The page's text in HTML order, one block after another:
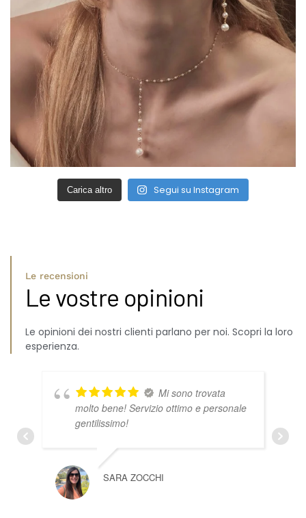
Carica altro Segui su Instagram
Le recensioni
Le vostre opinioni
Le opinioni dei nostri clienti parlano per noi. Scopri la loro
esperienza.
Mi sono trovata
molto bene! Servizio ottimo e personale
gentilissimo!
SARA ZOCCHI